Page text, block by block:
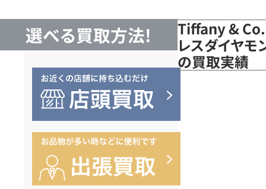
選べる買取方法!
Tiffany & Co.
レスダイヤモ
の買取実績